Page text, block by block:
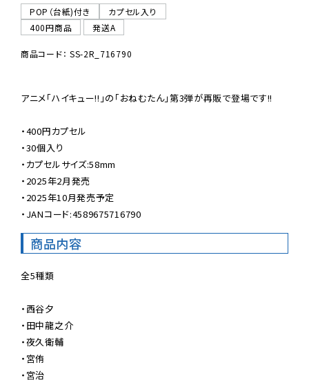
POP（台紙)付き
カプセル入り
400円商品
発送A
商品コード： SS-2R_716790
アニメ「ハイキュー!!」の「おねむたん」第3弾が再販で登場です!!
・400円カプセル
・30個入り
・カプセルサイズ:58mm
・2025年2月発売
・2025年10月発売予定
・JANコード:4589675716790
商品内容
全5種類
・西谷夕
・田中龍之介
・夜久衛輔
・宮侑
・宮治